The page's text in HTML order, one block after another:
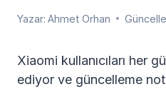
Yazar: Ahmet Orhan
Xiaomi kullanıcıları her
ediyor ve güncelleme